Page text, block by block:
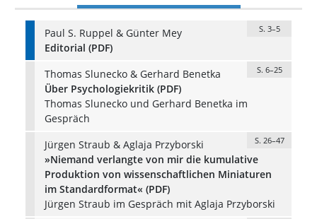
Paul S. Ruppel & Günter Mey S. 3–5
Editorial (PDF)
Thomas Slunecko & Gerhard Benetka
S. 6–25
Über Psychologiekritik (PDF)
Thomas Slunecko und Gerhard Benetka im
Gespräch
Jürgen Straub & Aglaja Przyborski
S. 26–47
»Niemand verlangte von mir die kumulative
Produktion von wissenschaftlichen Miniaturen
im Standardformat« (PDF)
Jürgen Straub im Gespräch mit Aglaja Przyborski